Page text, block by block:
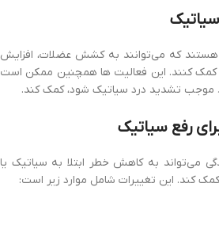
هستند که می‌توانند به کشش عضلات، افزایش
کمک کنند. این فعالیت ها همچنین ممکن است
تشدید درد سیاتیک شود، کمک کند.
رفع سیاتیک
می‌تواند به کاهش خطر ابتلا به سیاتیک یا
کند. این تغییرات شامل موارد زیر است: